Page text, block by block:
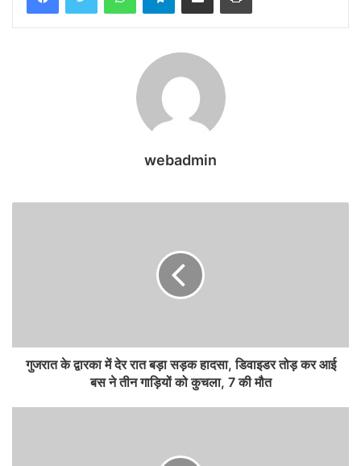
webadmin
गुजरात के द्वारका में देर रात बड़ा सड़क हादसा, डिवाइडर तोड़ कर आई
बस ने तीन गाड़ियों को कुचला, 7 की मौत